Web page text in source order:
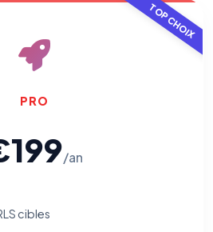
TOP CHOIX
PRO
/an
cibles